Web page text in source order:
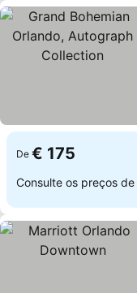
De € 175
Consulte os preços de